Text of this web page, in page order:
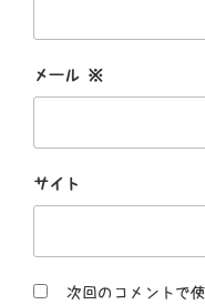
メール ※
サイト
次回のコメントで